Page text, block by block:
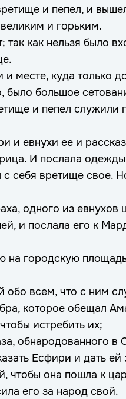
и пепел, и
и горьким.
как нельзя было
и месте, куда только
было большое
и пепел служили
и евнухи ее и
И послала
себя вретище свое.
одного из евнухов
и послала его к
городскую
обо всем, что с ним
которое обещал
истребить их;
обнародованного в
Есфири и дать ей
чтобы она пошла к
его за народ свой.